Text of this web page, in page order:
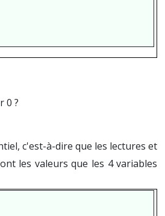
0 ?
c'est-à-dire que les lectures et
les valeurs que les 4 variables